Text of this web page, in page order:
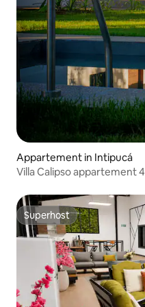
Appartement in Intipucá
Villa Calipso appartement 4
Superhost
Superhost